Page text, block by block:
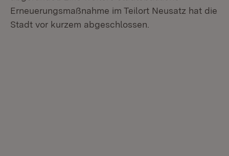
Erneuerungsmaßnahme im Teilort Neusatz hat die
Stadt vor kurzem abgeschlossen.